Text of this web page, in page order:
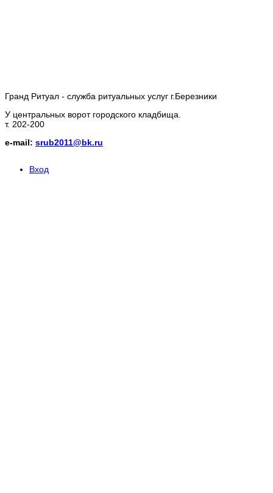
Гранд Ритуал - служба ритуальных услуг г.Березники
У центральных ворот городского кладбища.
т. 202-200
e-mail: srub2011@bk.ru
Вход